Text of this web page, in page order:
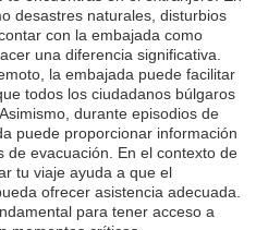
desastres naturales, disturbios
con la embajada como
una diferencia significativa.
la embajada puede facilitar
todos los ciudadanos búlgaros
durante episodios de
puede proporcionar información
de evacuación. En el contexto de
tu viaje ayuda a que el
ofrecer asistencia adecuada.
para tener acceso a